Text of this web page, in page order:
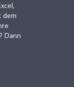
dem
Dann